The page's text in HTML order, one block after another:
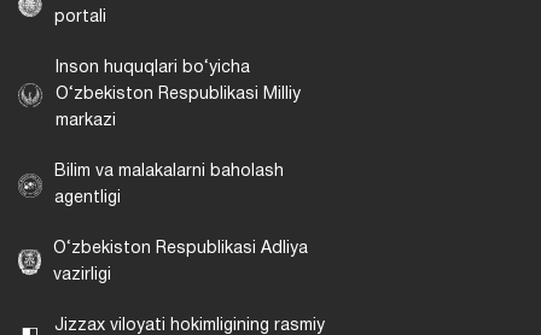
portali
Inson huquqlari bo‘yicha
O‘zbekiston Respublikasi Milliy
markazi
Bilim va malakalarni baholash
agentligi
O‘zbekiston Respublikasi Adliya
vazirligi
Jizzax viloyati hokimligining rasmiy